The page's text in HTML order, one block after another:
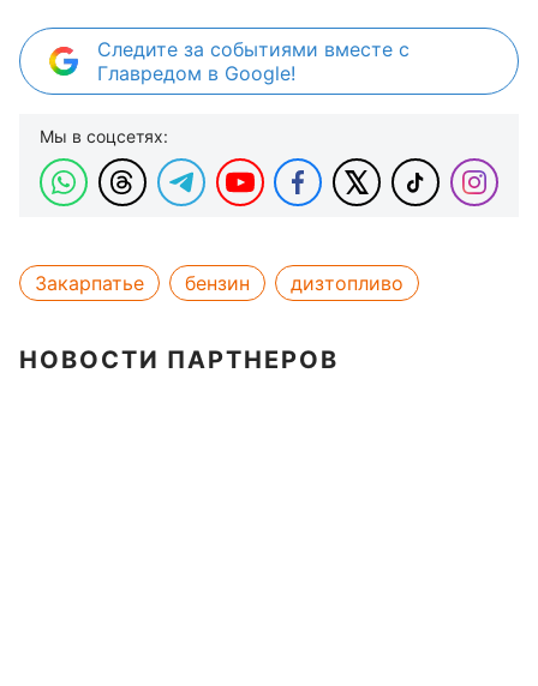
Следите за событиями вместе с
Главредом в Google!
Мы в соцсетях:
Закарпатье бензин дизтопливо
НОВОСТИ ПАРТНЕРОВ